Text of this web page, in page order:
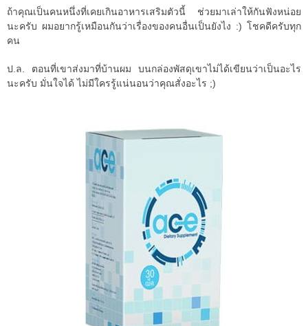
ถ้าคุณเป็นคนหนึ่งที่เคยเกินอาหารเสริมตัวนี้ ช่วยมาเล่าให้กันฟังหน่อย
นะครับ ผมอยากรู้เหมือนกันว่าเรื่องของคนอื่นเป็นยังไง :) โชคดีครับทุก
คน
ป.ล. ตอนที่เขาส่งมาที่บ้านผม บนกล่องพัสดุเขาไม่ได้เขียนว่าเป็นอะไร
นะครับ มั่นใจได้ ไม่มีใครรู้แน่นอนว่าคุณสั่งอะไร ;)